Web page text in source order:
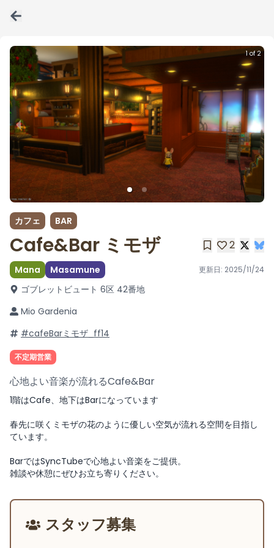
1 of 2
カフェ BAR
Cafe&Bar ミモザ 2
Mana Masamune 更新日: 2025/11/24
ゴブレットビュート 6区 42番地
Mio Gardenia
#cafeBarミモザ_ff14
不定期営業
心地よい音楽が流れるCafe&Bar
1階はCafe、地下はBarになっています
春先に咲くミモザの花のように優しい空気が流れる空間を目指し
ています。
BarではSyncTubeで心地よい音楽をご提供。
雑談や休憩にぜひお立ち寄りください。
スタッフ募集